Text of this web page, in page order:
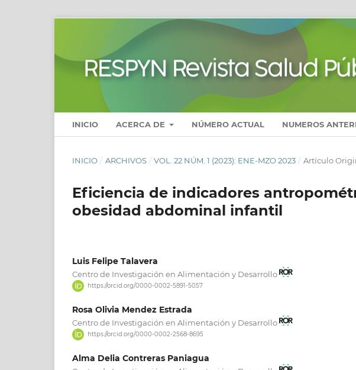
INICIO ACERCA DE NÚMERO ACTUAL NUMEROS
INICIO / ARCHIVOS / VOL. 22 NÚM. 1 (2023): ENE-MZO 2023 / Artículo
Eficiencia de indicadores
obesidad abdominal infantil
Luis Felipe Talavera
Centro de Investigación en Alimentación y Desarrollo
https://orcid.org/0000-0002-5891-5057
Rosa Olivia Mendez Estrada
Centro de Investigación en Alimentación y Desarrollo
https://orcid.org/0000-0002-2568-8695
Alma Delia Contreras Paniagua